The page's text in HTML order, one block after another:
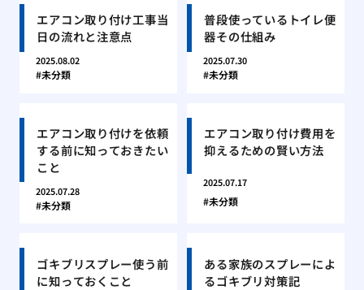
エアコン取り付け工事当
日の流れと注意点
2025.08.02
未分類
普段使っているトイレ便
器その仕組み
2025.07.30
未分類
エアコン取り付けを依頼
する前に知っておきたい
こと
2025.07.28
未分類
エアコン取り付け費用を
抑えるための賢い方法
2025.07.17
未分類
ゴキブリスプレー使う前
に知っておくこと
ある家族のスプレーによ
るゴキブリ対策記